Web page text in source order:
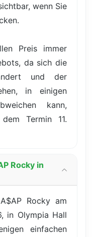
wenn Sie
Preis immer
da sich die
und der
in einigen
kann,
Termin 11.
Rocky in
Rocky am
in Olympia Hall
einfachen